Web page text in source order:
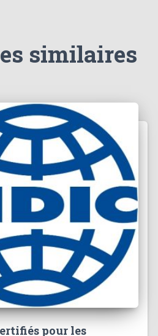
similaires
pour les